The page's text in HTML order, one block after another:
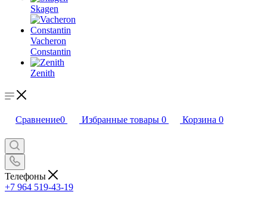
Skagen
Vacheron
Constantin
Zenith
Сравнение0 Избранные товары 0 Корзина 0
Телефоны
+7 964 519-43-19